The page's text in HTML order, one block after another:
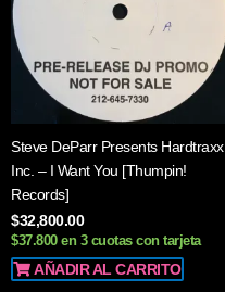
Steve DeParr Presents Hardtraxx
Inc. – I Want You [Thumpin!
Records]
$32,800.00
$37.800 en 3 cuotas con tarjeta
AÑADIR AL CARRITO